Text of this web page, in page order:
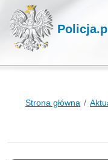
Strona główna